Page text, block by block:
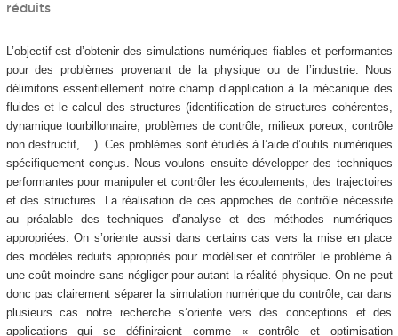
réduits
L’objectif est d’obtenir des simulations numériques fiables et performantes
pour des problèmes provenant de la physique ou de l’industrie. Nous
délimitons essentiellement notre champ d’application à la mécanique des
fluides et le calcul des structures (identification de structures cohérentes,
dynamique tourbillonnaire, problèmes de contrôle, milieux poreux, contrôle
non destructif, ...). Ces problèmes sont étudiés à l’aide d’outils numériques
spécifiquement conçus. Nous voulons ensuite développer des techniques
performantes pour manipuler et contrôler les écoulements, des trajectoires
et des structures. La réalisation de ces approches de contrôle nécessite
au préalable des techniques d’analyse et des méthodes numériques
appropriées. On s’oriente aussi dans certains cas vers la mise en place
des modèles réduits appropriés pour modéliser et contrôler le problème à
une coût moindre sans négliger pour autant la réalité physique. On ne peut
donc pas clairement séparer la simulation numérique du contrôle, car dans
plusieurs cas notre recherche s’oriente vers des conceptions et des
applications qui se définiraient comme « contrôle et optimisation